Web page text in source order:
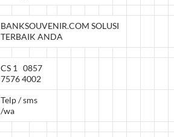
BANKSOUVENIR.COM SOLUSI
TERBAIK ANDA
CS 1 0857
7576 4002
Telp / sms
/wa